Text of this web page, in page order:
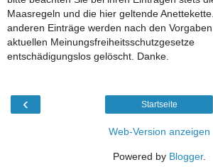
Maasregeln und die hier geltende
anderen Einträge werden nach den
aktuellen Meinungsfreiheitsschutzgesetze
entschädigungslos gelöscht. Danke.
‹ Startseite
Web-Version anzeigen
Powered by Blogger.